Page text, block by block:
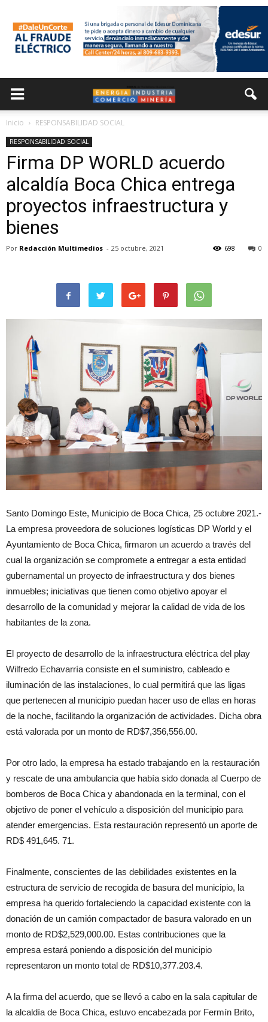
Inicio RESPONSABILIDAD SOCIAL
RESPONSABILIDAD SOCIAL
Firma DP WORLD acuerdo
alcaldía Boca Chica entrega
proyectos infraestructura y
bienes
Por Redacción Multimedios - 25 octubre, 2021 0
698
Santo Domingo Este, Municipio de Boca Chica, 25 octubre 2021.-
La empresa proveedora de soluciones logísticas DP World y el
Ayuntamiento de Boca Chica, firmaron un acuerdo a través del
cual la organización se compromete a entregar a esta entidad
gubernamental un proyecto de infraestructura y dos bienes
inmuebles; iniciativas que tienen como objetivo apoyar el
desarrollo de la comunidad y mejorar la calidad de vida de los
habitantes de la zona.
El proyecto de desarrollo de la infraestructura eléctrica del play
Wilfredo Echavarría consiste en el suministro, cableado e
iluminación de las instalaciones, lo cual permitirá que las ligas
que pertenecen al municipio puedan hacer uso de ellas en horas
de la noche, facilitando la organización de actividades. Dicha obra
está valorada por un monto de RD$7,356,556.00.
Por otro lado, la empresa ha estado trabajando en la restauración
y rescate de una ambulancia que había sido donada al Cuerpo de
bomberos de Boca Chica y abandonada en la terminal, con el
objetivo de poner el vehículo a disposición del municipio para
atender emergencias. Esta restauración representó un aporte de
RD$ 491,645. 71.
Finalmente, conscientes de las debilidades existentes en la
estructura de servicio de recogida de basura del municipio, la
empresa ha querido fortaleciendo la capacidad existente con la
donación de un camión compactador de basura valorado en un
monto de RD$2,529,000.00. Estas contribuciones que la
empresa estará poniendo a disposición del municipio
representaron un monto total de RD$10,377.203.4.
A la firma del acuerdo, que se llevó a cabo en la sala capitular de
la alcaldía de Boca Chica, estuvo encabezada por Fermín Brito,